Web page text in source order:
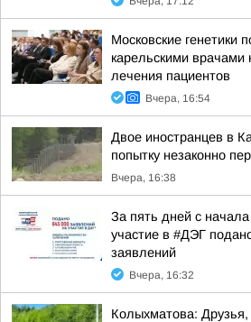
Московские генетики
карельскими
лечения пациентов
Вчера, 16:54
Двое иностранцев в
попытку незаконно
Вчера, 16:38
За пять дней с
участие в #ДЭГ
заявлений
Вчера, 16:32
Колыхматова: Друзья,